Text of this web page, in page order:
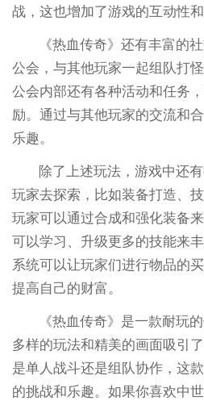
战，这也增加了游戏的互动性
《热血传奇》还有丰富的
公会，与其他玩家一起组队打
公会内部还有各种活动和任务
励。通过与其他玩家的交流和
乐趣。
除了上述玩法，游戏中还
玩家去探索，比如装备打造、
玩家可以通过合成和强化装备
可以学习、升级更多的技能来
系统可以让玩家们进行物品的
提高自己的财富。
《热血传奇》是一款耐玩
多样的玩法和精美的画面吸引
是单人战斗还是组队协作，这
的挑战和乐趣。如果你喜欢中